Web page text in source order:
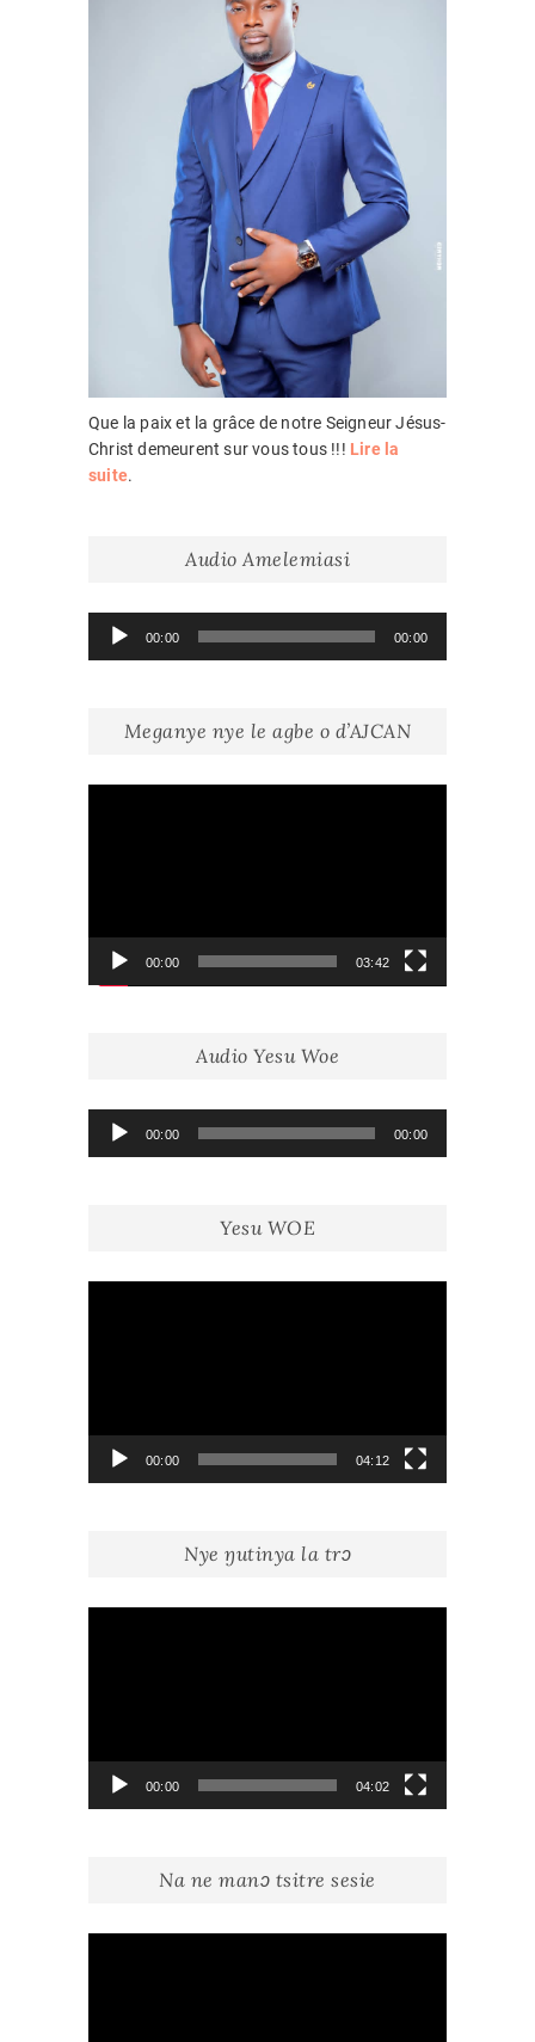
Que la paix et la grâce de notre Seigneur Jésus-
Christ demeurent sur vous tous !!! Lire la
suite.
Audio Amelemiasi
Lecteur
audio
00:00 00:00
Meganye nye le agbe o d’AJCAN
00:00 03:42
Audio Yesu Woe
Lecteur
audio
00:00 00:00
Yesu WOE
00:00 04:12
Nye ŋutinya la trɔ
00:00 04:02
Na ne manɔ tsitre sesie